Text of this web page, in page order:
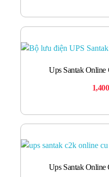
Ups Santak
Ups Santak